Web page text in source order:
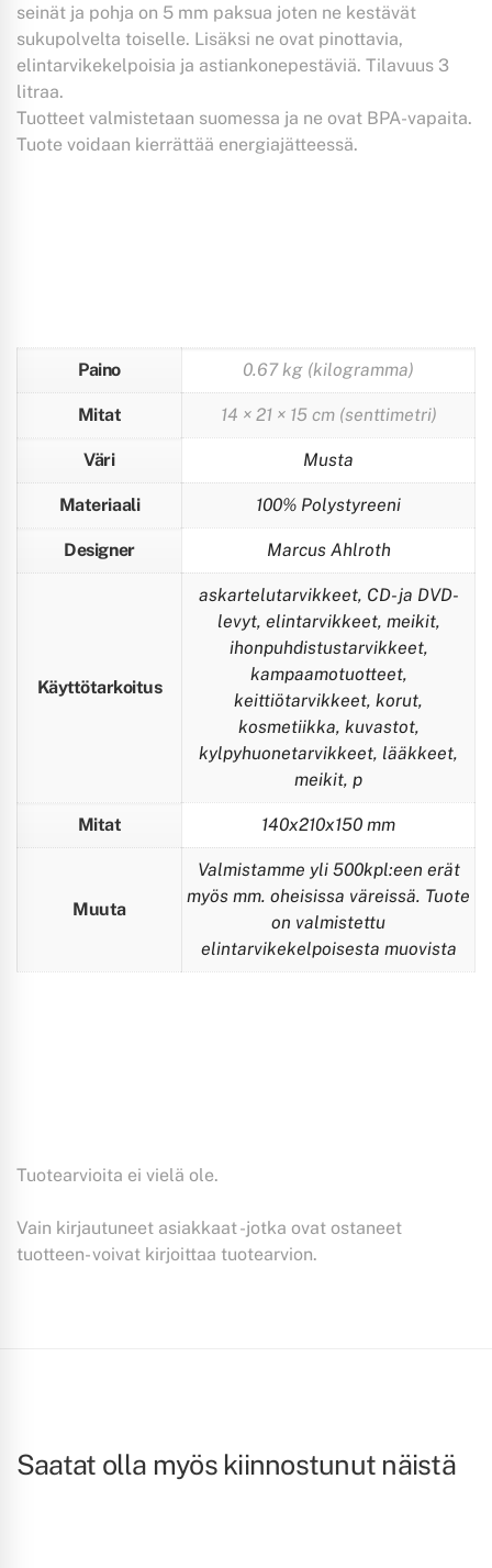
seinät ja pohja on 5 mm paksua joten ne kestävät
sukupolvelta toiselle. Lisäksi ne ovat pinottavia,
elintarvikekelpoisia ja astiankonepestäviä. Tilavuus 3
litraa.
Tuotteet valmistetaan suomessa ja ne ovat BPA-vapaita.
Tuote voidaan kierrättää energiajätteessä.
Paino 0.67 kg (kilogramma)
Mitat 14 × 21 × 15 cm (senttimetri)
Väri Musta
Materiaali 100% Polystyreeni
Designer Marcus Ahlroth
Käyttötarkoitus
askartelutarvikkeet, CD- ja DVD-
levyt, elintarvikkeet, meikit,
ihonpuhdistustarvikkeet,
kampaamotuotteet,
keittiötarvikkeet, korut,
kosmetiikka, kuvastot,
kylpyhuonetarvikkeet, lääkkeet,
meikit, p
Mitat 140x210x150 mm
Muuta
Valmistamme yli 500kpl:een erät
myös mm. oheisissa väreissä. Tuote
on valmistettu
elintarvikekelpoisesta muovista
Tuotearvioita ei vielä ole.
Vain kirjautuneet asiakkaat -jotka ovat ostaneet
tuotteen- voivat kirjoittaa tuotearvion.
Saatat olla myös kiinnostunut näistä